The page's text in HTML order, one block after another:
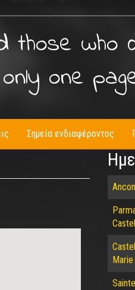
those who
one
Σημεία ενδιαφέροντος